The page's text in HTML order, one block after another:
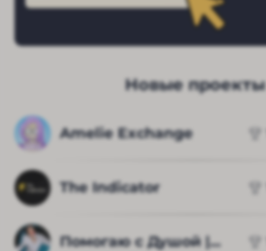
Новые проекты
Amelie Exchange
The Indicator
Помогаю с Душой |...